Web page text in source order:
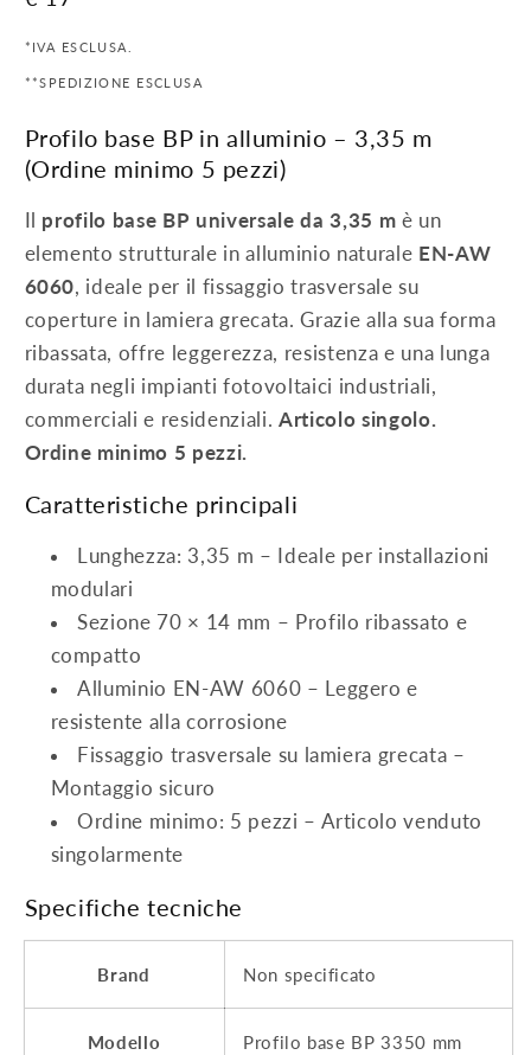
*IVA ESCLUSA.
**SPEDIZIONE ESCLUSA
Profilo base BP in alluminio – 3,35 m
(Ordine minimo 5 pezzi)
Il profilo base BP universale da 3,35 m è un
elemento strutturale in alluminio naturale EN-AW
6060, ideale per il fissaggio trasversale su
coperture in lamiera grecata. Grazie alla sua forma
ribassata, offre leggerezza, resistenza e una lunga
durata negli impianti fotovoltaici industriali,
commerciali e residenziali. Articolo singolo.
Ordine minimo 5 pezzi.
Caratteristiche principali
Lunghezza: 3,35 m – Ideale per installazioni
modulari
Sezione 70 × 14 mm – Profilo ribassato e
compatto
Alluminio EN-AW 6060 – Leggero e
resistente alla corrosione
Fissaggio trasversale su lamiera grecata –
Montaggio sicuro
Ordine minimo: 5 pezzi – Articolo venduto
singolarmente
Specifiche tecniche
Brand Non specificato
Modello Profilo base BP 3350 mm